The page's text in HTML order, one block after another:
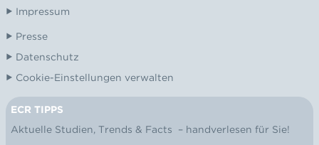
Impressum
Presse
Datenschutz
Cookie-Einstellungen verwalten
NEWSLETTER
ECR TIPPS
Aktuelle Studien, Trends & Facts – handverlesen für Sie!